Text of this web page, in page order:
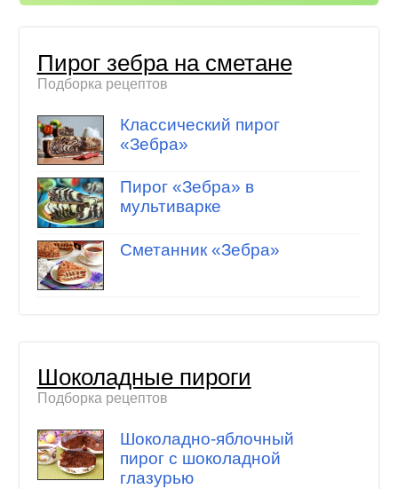
Пирог зебра на сметане
Подборка рецептов
Классический пирог
«Зебра»
Пирог «Зебра» в
мультиварке
Сметанник «Зебра»
Шоколадные пироги
Подборка рецептов
Шоколадно-яблочный
пирог с шоколадной
глазурью